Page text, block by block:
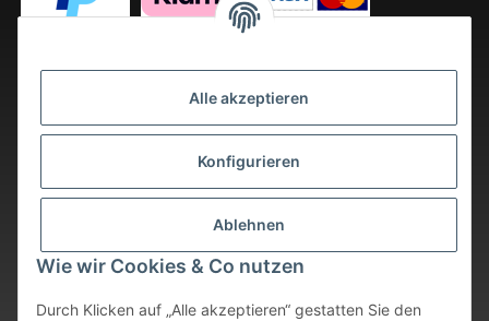
Alle akzeptieren
Konfigurieren
Ablehnen
Wie wir Cookies & Co nutzen
Durch Klicken auf „Alle akzeptieren“ gestatten Sie den